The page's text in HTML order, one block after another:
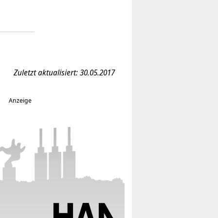
Zuletzt aktualisiert: 30.05.2017
Anzeige